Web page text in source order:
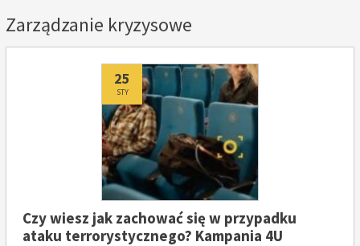
Zarządzanie kryzysowe
Dodano
25
STY
Czy wiesz jak zachować się w przypadku
ataku terrorystycznego? Kampania 4U